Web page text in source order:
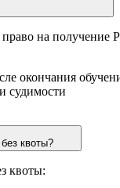
право на получение
окончания
судимости
квоты?
квоты: